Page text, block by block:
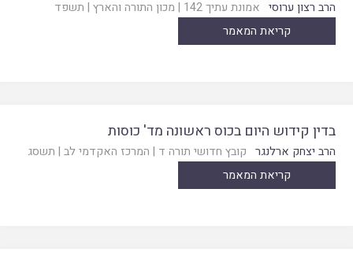
הרב רצון ערוסי אמונת עתיך 142 | מכון התורה והארץ | תשפד
קריאת המאמר
בדין קידוש היום בכוס ראשונה מד' כוסות
הרב יצחק ארלנגר קובץ חדושי תורה ד | המרכז האקדמי לב | תשסג
קריאת המאמר